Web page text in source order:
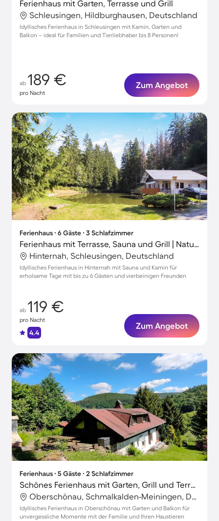
Ferienhaus mit Garten, Terrasse und Grill
Schleusingen, Hildburghausen, Deutschland
Idyllisches Ferienhaus in Schleusingen mit Kamin, Garten und
Balkon – ideal für Familien und Tierliebhaber bis 8 Personen!
ab 189 €
pro Nacht
Zum Angebot
Ferienhaus ∙ 6 Gäste ∙ 3 Schlafzimmer
Ferienhaus mit Terrasse, Sauna und Grill | Naturblick
Hinternah, Schleusingen, Deutschland
Idyllisches Ferienhaus in Hinternah mit Sauna und Kamin für
erholsame Tage mit bis zu 6 Gästen und vierbeinigen Freunden
ab 119 €
pro Nacht
4.4
Zum Angebot
Ferienhaus ∙ 5 Gäste ∙ 2 Schlafzimmer
Schönes Ferienhaus mit Garten, Grill und Terrasse | Haustiere sind willkommen
Oberschönau, Schmalkalden-Meiningen, Deutschland
Idyllisches Ferienhaus in Oberschönau mit Garten und Balkon für
unvergessliche Momente mit der Familie und Ihren Haustieren